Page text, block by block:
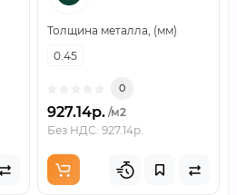
Толщина металла, (мм)
0.45
0
927.14р. /м2
Без НДС: 927.14р.